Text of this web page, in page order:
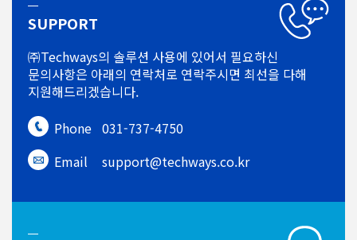
SUPPORT
㈜Techways의 솔루션 사용에 있어서 필요하신
문의사항은 아래의 연락처로 연락주시면 최선을 다해
지원해드리겠습니다.
Phone 031-737-4750
Email
support@techways.co.kr